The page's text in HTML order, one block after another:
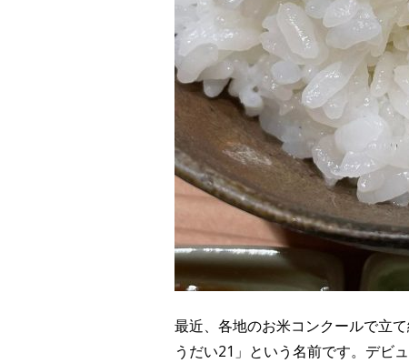
最近、各地のお米コンクールで立
うだい21」という名前です。デビ